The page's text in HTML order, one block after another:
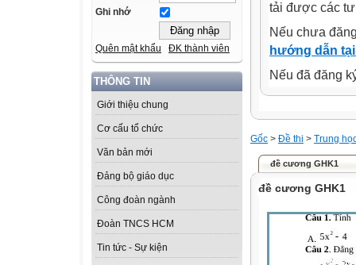
Ghi nhớ
Quên mật khẩu ĐK thành viên
THÔNG TIN
Giới thiệu chung
Cơ cấu tổ chức
Văn bản mới
Đảng bộ giáo dục
Công đoàn ngành
Đoàn TNCS HCM
Tin tức - Sự kiện
tải được các
Nếu chưa
hướng dẫn
Nếu đã đăng
Gốc > Đề thi > Trung
đề cương GHK1
đề cương GHK1